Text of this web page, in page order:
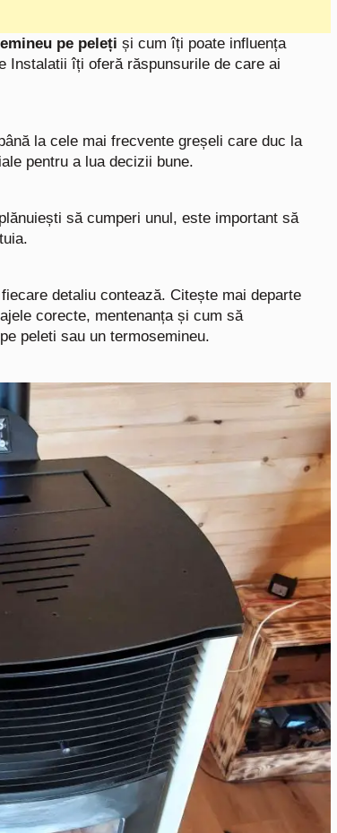
pe peleți și cum îți poate influența
Instalatii îți oferă răspunsurile de care ai
la cele mai frecvente greșeli care duc la
pentru a lua decizii bune.
să cumperi unul, este important să
detaliu contează. Citește mai departe
corecte, mentenanța și cum să
peleti sau un termosemineu.